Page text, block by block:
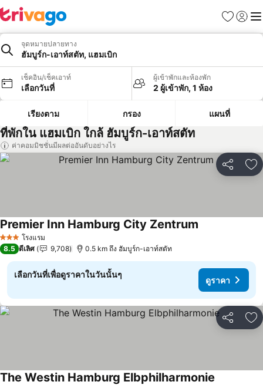
รายการโป
เข้าสู่ร
เมนู
จุดหมายปลายทาง
ฮัมบูร์ก-เอาท์สตัท, แฮมเบิก
เช็คอิน/เช็คเอาท์
เลือกวันที่
ผู้เข้าพักและห้องพัก
2 ผู้เข้าพัก, 1 ห้อง
เรียงตาม กรอง แผนที่
ที่พักใน แฮมเบิก ใกล้ ฮัมบูร์ก-เอาท์สตัท
ค่าคอมมิชชั่นมีผลต่ออันดับอย่างไร
แชร์ เ
3 ดาว โรงแรม
Premier Inn Hamburg City Zentrum
8.5 ดีเลิศ 9,708 0.5 km ถึง ฮัมบูร์ก-เอาท์สตัท
เลือกวันที่เพื่อดูราคาในวันนั้นๆ
ดูราคา
แชร์ เ
The Westin Hamburg Elbphilharmonie